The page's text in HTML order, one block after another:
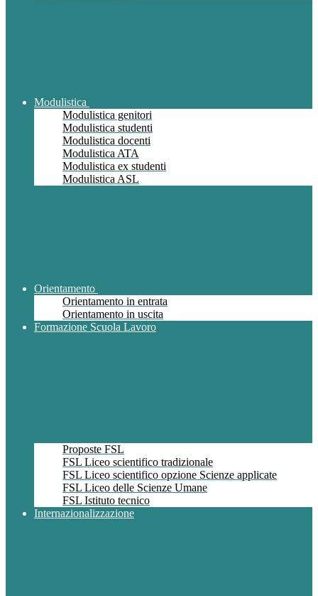
Modulistica
Modulistica genitori
Modulistica studenti
Modulistica docenti
Modulistica ATA
Modulistica ex studenti
Modulistica ASL
Orientamento
Orientamento in entrata
Orientamento in uscita
Formazione Scuola Lavoro
Proposte FSL
FSL Liceo scientifico tradizionale
FSL Liceo scientifico opzione Scienze applicate
FSL Liceo delle Scienze Umane
FSL Istituto tecnico
Internazionalizzazione